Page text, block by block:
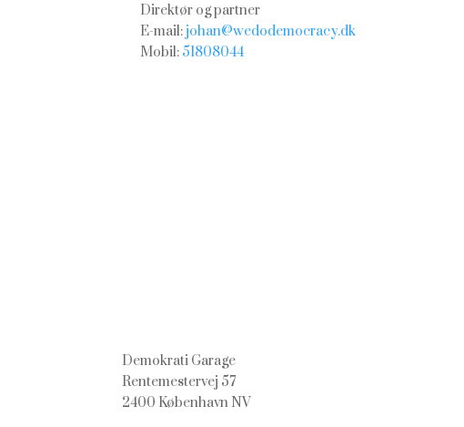
Direktør og partner
E-mail:johan@wedodemocracy.dk
Mobil: 51808044
Demokrati Garage
Rentemestervej 57
2400 København NV